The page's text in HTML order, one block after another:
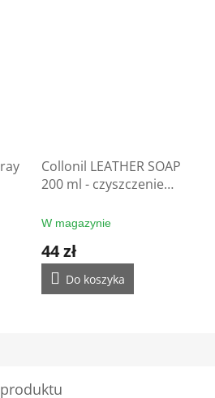
Collonil LEATHER SOAP
200 ml - czyszczenie
W magazynie
44 zł
Do koszyka